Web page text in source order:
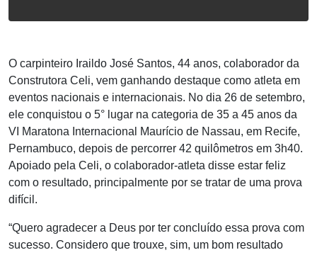
O carpinteiro Iraildo José Santos, 44 anos, colaborador da
Construtora Celi, vem ganhando destaque como atleta em
eventos nacionais e internacionais. No dia 26 de setembro,
ele conquistou o 5° lugar na categoria de 35 a 45 anos da
VI Maratona Internacional Maurício de Nassau, em Recife,
Pernambuco, depois de percorrer 42 quilômetros em 3h40.
Apoiado pela Celi, o colaborador-atleta disse estar feliz
com o resultado, principalmente por se tratar de uma prova
difícil.
“Quero agradecer a Deus por ter concluído essa prova com
sucesso. Considero que trouxe, sim, um bom resultado